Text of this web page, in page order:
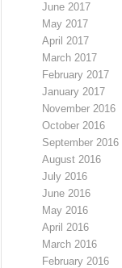
June 2017
May 2017
April 2017
March 2017
February 2017
January 2017
November 2016
October 2016
September 2016
August 2016
July 2016
June 2016
May 2016
April 2016
March 2016
February 2016